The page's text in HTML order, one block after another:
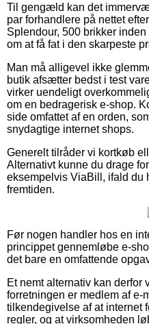
Til gengæld kan det
par forhandlere på nettet
Splendour, 500 brikker
om at få fat i den skarpeste
Man må alligevel ikke
butik afsætter bedst i test
virker uendeligt
om en bedragerisk e-shop.
side omfattet af en orden,
snydagtige internet shops.
Generelt tilråder vi kortkøb
Alternativt kunne du drage
eksempelvis ViaBill, ifald du
fremtiden.
Før nogen handler hos en
princippet gennemløbe e-
det bare en omfattende
Et nemt alternativ kan
forretningen er medlem af
tilkendegivelse af at internet
regler, og at virksomheden